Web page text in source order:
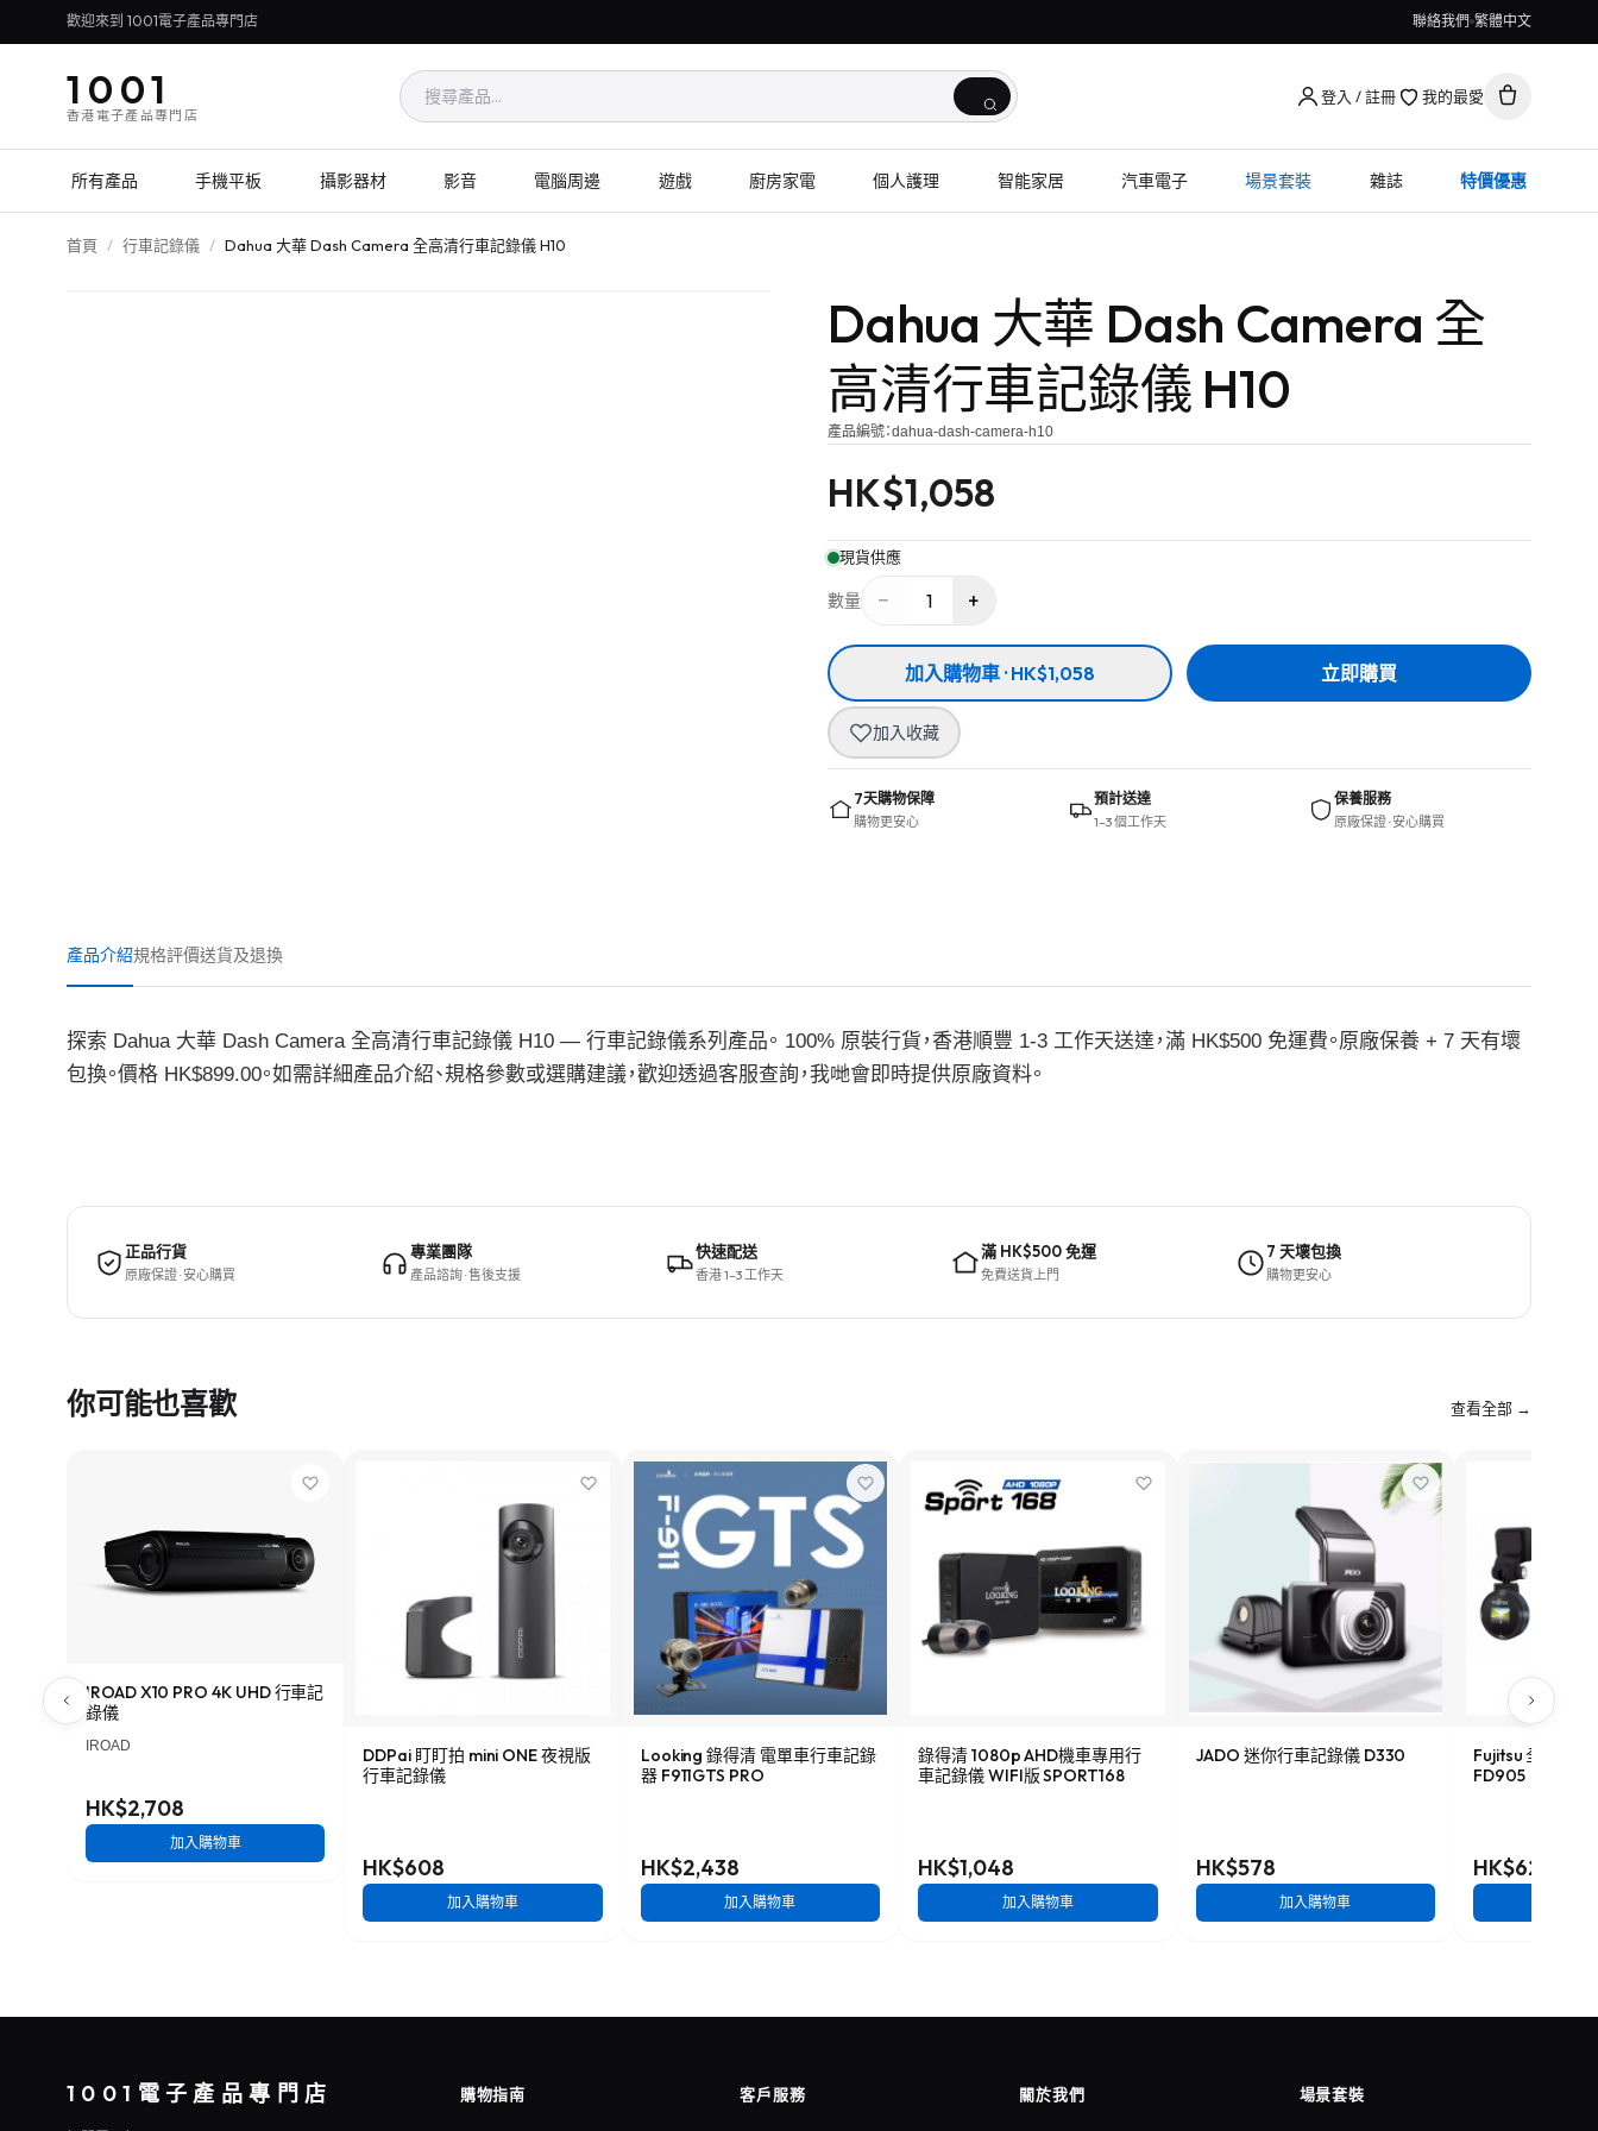
歡迎來到 1001電子產品專門店 聯絡我們 繁體中文
1001
香港電子產品專門店
登入 / 註冊 我的最愛
所有產品 手機平板 攝影器材 影音 電腦周邊 遊戲 廚房家電 個人護理 智能家居 汽車電子 場景套裝 雜誌 特價優惠
首頁 / 行車記錄儀 / Dahua 大華 Dash Camera 全高清行車記錄儀 H10
Dahua 大華 Dash Camera 全
高清行車記錄儀 H10
產品編號：dahua-dash-camera-h10
HK$1,058
現貨供應
數量 − 1 +
加入購物車 · HK$1,058 立即購買
加入收藏
7天購物保障
購物更安心
預計送達
1–3 個工作天
保養服務
原廠保證 · 安心購買
產品介紹規格評價送貨及退換
探索 Dahua 大華 Dash Camera 全高清行車記錄儀 H10 — 行車記錄儀系列產品。 100% 原裝行貨，香港順豐 1-3 工作天送達，滿 HK$500 免運費。原廠保養 + 7 天有壞
包換。價格 HK$899.00。如需詳細產品介紹、規格參數或選購建議，歡迎透過客服查詢，我哋會即時提供原廠資料。
正品行貨
原廠保證 · 安心購買
專業團隊
產品諮詢 · 售後支援
快速配送
香港 1–3 工作天
滿 HK$500 免運
免費送貨上門
7 天壞包換
購物更安心
你可能也喜歡 查看全部 →
IROAD X10 PRO 4K UHD 行車記
錄儀
IROAD
HK$2,708
加入購物車
DDPai 盯盯拍 mini ONE 夜視版
行車記錄儀
HK$608
加入購物車
Looking 錄得清 電單車行車記錄
器 F911GTS PRO
HK$2,438
加入購物車
錄得清 1080p AHD機車專用行
車記錄儀 WIFI版 SPORT168
HK$1,048
加入購物車
JADO 迷你行車記錄儀 D330
HK$578
加入購物車
Fujitsu 全高清行
FD905
HK$628
1001電子產品專門店 購物指南 客戶服務 關於我們 場景套裝